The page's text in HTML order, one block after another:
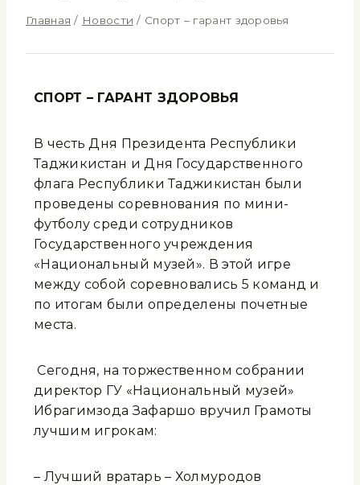
Главная / Новости / Спорт – гарант здоровья
СПОРТ – ГАРАНТ ЗДОРОВЬЯ
В честь Дня Президента Республики
Таджикистан и Дня Государственного
флага Республики Таджикистан были
проведены соревнования по мини-
футболу среди сотрудников
Государственного учреждения
«Национальный музей». В этой игре
между собой соревновались 5 команд и
по итогам были определены почетные
места.
Сегодня, на торжественном собрании
директор ГУ «Национальный музей»
Ибрагимзода Зафаршо вручил Грамоты
лучшим игрокам:
– Лучший вратарь – Холмуродов